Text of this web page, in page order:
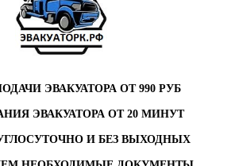
ЭВАКУАТОРА ОТ 990 РУБ
ЭВАКУАТОРА ОТ 20 МИНУТ
И БЕЗ ВЫХОДНЫХ